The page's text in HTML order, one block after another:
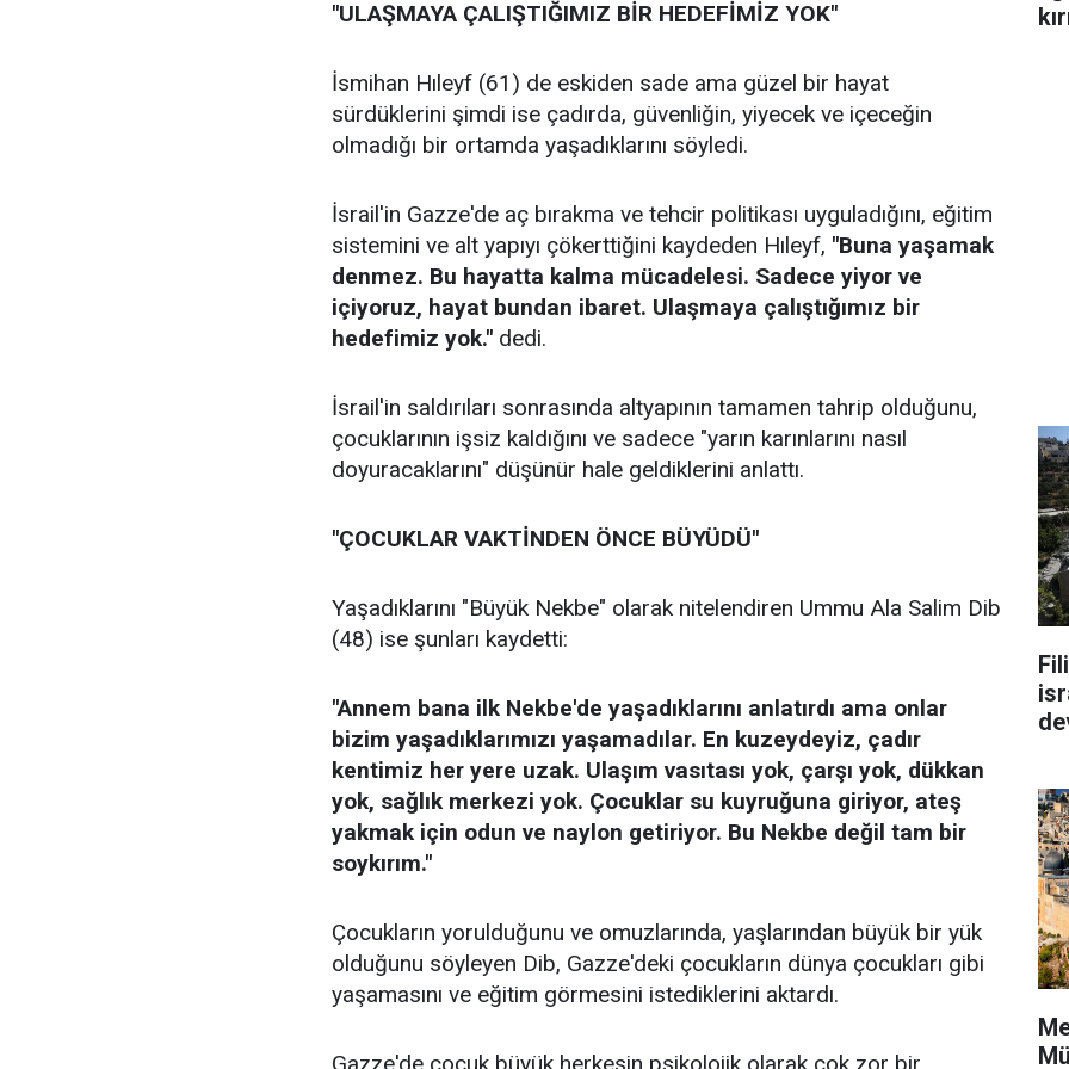
"ULAŞMAYA ÇALIŞTIĞIMIZ BİR HEDEFİMİZ YOK"
İsmihan Hıleyf (61) de eskiden sade ama güzel bir hayat
sürdüklerini şimdi ise çadırda, güvenliğin, yiyecek ve içeceğin
olmadığı bir ortamda yaşadıklarını söyledi.
İsrail'in Gazze'de aç bırakma ve tehcir politikası uyguladığını, eğitim
sistemini ve alt yapıyı çökerttiğini kaydeden Hıleyf, "Buna yaşamak
denmez. Bu hayatta kalma mücadelesi. Sadece yiyor ve
içiyoruz, hayat bundan ibaret. Ulaşmaya çalıştığımız bir
hedefimiz yok." dedi.
İsrail'in saldırıları sonrasında altyapının tamamen tahrip olduğunu,
çocuklarının işsiz kaldığını ve sadece "yarın karınlarını nasıl
doyuracaklarını" düşünür hale geldiklerini anlattı.
"ÇOCUKLAR VAKTİNDEN ÖNCE BÜYÜDÜ"
Yaşadıklarını "Büyük Nekbe" olarak nitelendiren Ummu Ala Salim Dib
(48) ise şunları kaydetti:
"Annem bana ilk Nekbe'de yaşadıklarını anlatırdı ama onlar
bizim yaşadıklarımızı yaşamadılar. En kuzeydeyiz, çadır
kentimiz her yere uzak. Ulaşım vasıtası yok, çarşı yok, dükkan
yok, sağlık merkezi yok. Çocuklar su kuyruğuna giriyor, ateş
yakmak için odun ve naylon getiriyor. Bu Nekbe değil tam bir
soykırım."
Çocukların yorulduğunu ve omuzlarında, yaşlarından büyük bir yük
olduğunu söyleyen Dib, Gazze'deki çocukların dünya çocukları gibi
yaşamasını ve eğitim görmesini istediklerini aktardı.